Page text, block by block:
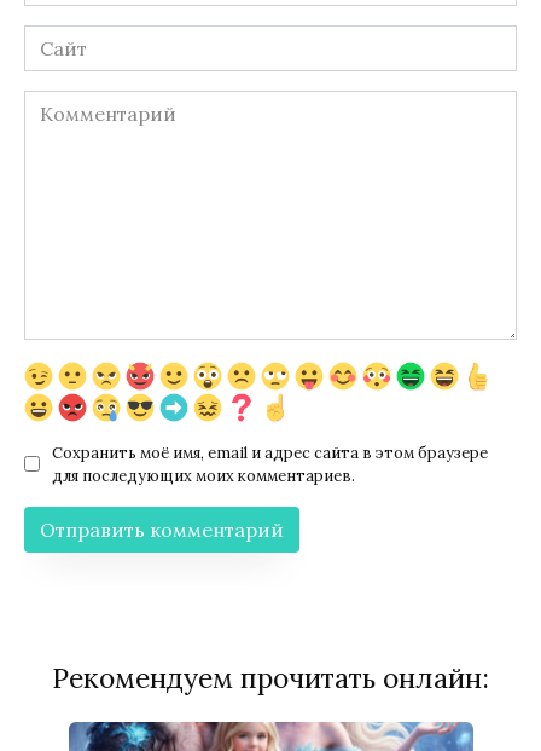
Сайт
Комментарий
Сохранить моё имя, email и адрес сайта в этом браузере
для последующих моих комментариев.
Рекомендуем прочитать онлайн: